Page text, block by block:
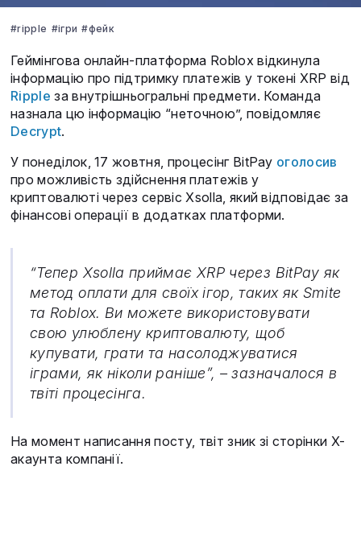
#ripple #ігри #фейк
Геймінгова онлайн-платформа Roblox відкинула
інформацію про підтримку платежів у токені XRP від
Ripple за внутрішньогральні предмети. Команда
назнала цю інформацію “неточною”, повідомляє
Decrypt.
У понеділок, 17 жовтня, процесінг BitPay оголосив
про можливість здійснення платежів у
криптовалюті через сервіс Xsolla, який відповідає за
фінансові операції в додатках платформи.
“Тепер Xsolla приймає XRP через BitPay як
метод оплати для своїх ігор, таких як Smite
та Roblox. Ви можете використовувати
свою улюблену криптовалюту, щоб
купувати, грати та насолоджуватися
іграми, як ніколи раніше”, – зазначалося в
твіті процесінга.
На момент написання посту, твіт зник зі сторінки X-
акаунта компанії.